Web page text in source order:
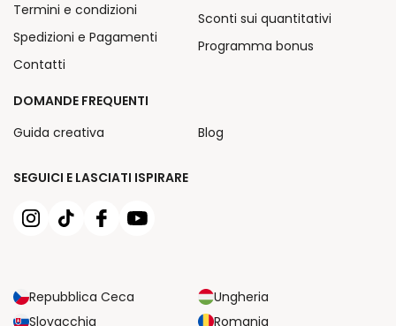
SEGUICI E LASCIATI ISPIRARE
Repubblica Ceca
Ungheria
Slovacchia
Romania
Termini e condizioni
Spedizioni e Pagamenti
Contatti
Sconti sui quantitativi
Programma bonus
DOMANDE FREQUENTI
Guida creativa
Blog